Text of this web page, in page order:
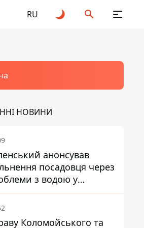
RU
НОВИНИ
анонсував
посадовця через
з водою у
Коломойського та